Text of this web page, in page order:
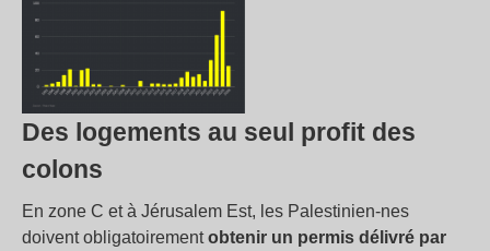
Des logements au seul profit des
colons
En zone C et à Jérusalem Est, les Palestinien-nes
doivent obligatoirementobtenir un permis délivré par